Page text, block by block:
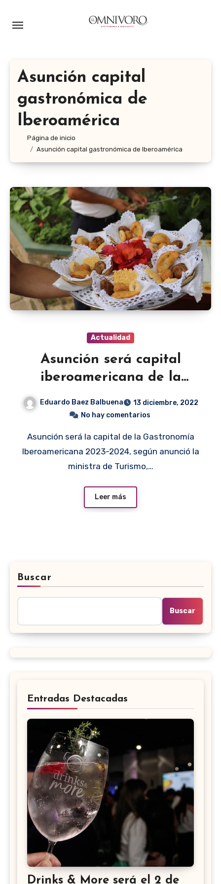
Asunción capital
gastronómica de
Iberoamérica
Página de inicio
Asunción capital gastronómica de Iberoamérica
Actualidad
Asunción será capital
iberoamericana de la
Eduardo Baez Balbuena
13 diciembre, 2022
No hay comentarios
Asunción será la capital de la Gastronomía
Iberoamericana 2023-2024, según anunció la
ministra de Turismo,…
Leer más
Buscar
Buscar
Entradas Destacadas
Drinks & More será el 2 de